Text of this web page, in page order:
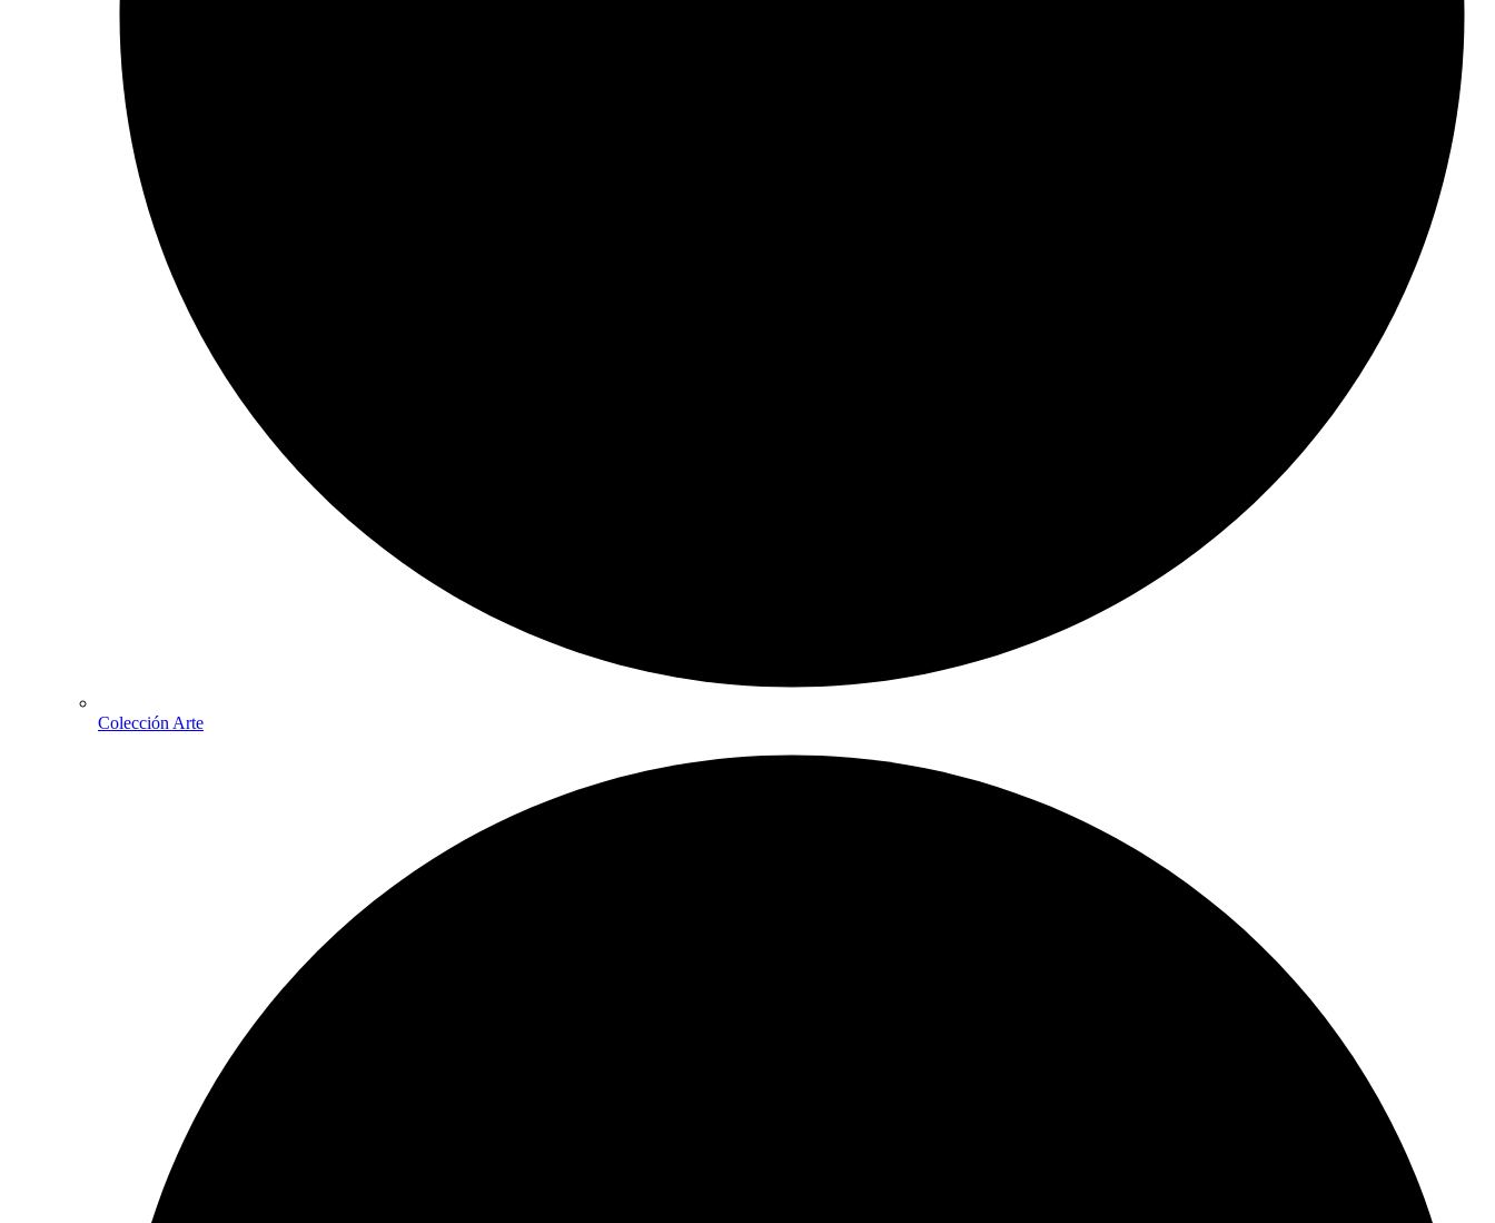
Colección Arte